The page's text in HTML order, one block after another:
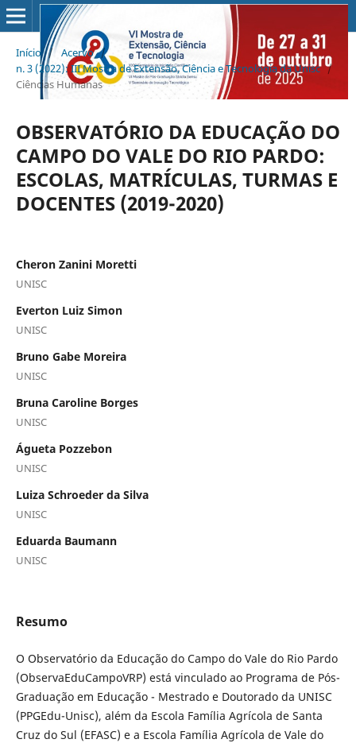
Início / Acervo /
n. 3 (2022): III Mostra de Extensão, Ciência e Tecnologia da Unisc /
Ciências Humanas
OBSERVATÓRIO DA EDUCAÇÃO DO
CAMPO DO VALE DO RIO PARDO:
ESCOLAS, MATRÍCULAS, TURMAS E
DOCENTES (2019-2020)
Cheron Zanini Moretti
UNISC
Everton Luiz Simon
UNISC
Bruno Gabe Moreira
UNISC
Bruna Caroline Borges
UNISC
Águeta Pozzebon
UNISC
Luiza Schroeder da Silva
UNISC
Eduarda Baumann
UNISC
Resumo
O Observatório da Educação do Campo do Vale do Rio Pardo
(ObservaEduCampoVRP) está vinculado ao Programa de Pós-
Graduação em Educação - Mestrado e Doutorado da UNISC
(PPGEdu-Unisc), além da Escola Família Agrícola de Santa
Cruz do Sul (EFASC) e a Escola Família Agrícola de Vale do